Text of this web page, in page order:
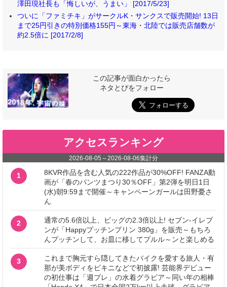
澤田現社長も「悔しいが、うまい」 [2017/5/23]
ついに「ファミチキ」がサークルK・サンクスで販売開始! 13日
まで25円引きの特別価格155円～東海・北陸では販売店舗数が
約2.5倍に [2017/2/8]
この記事が面白かったら
ネタとぴをフォロー
アクセスランキング
2026-08-05 ～2026-08-06集計分
1
8KVR作品を含む人気の222作品が30%OFF! FANZA動
画が「春のパンツまつり30％OFF」第2弾を明日1日
(水)朝9:59まで開催～キャンペーンガールは田野憂さ
ん
2
通常の5.6倍以上、ビッグの2.3倍以上! セブン‐イレブ
ンが「Happyプッチンプリン 380g」を販売～もちろ
んプッチンして、お皿に移してプルル～ンと楽しめる
3
これまで胸元すら隠してきたバイクを愛する旅人・有
那が美ボディをビキニなどで初披露! 芸能界デビュー
の初仕事は「週プレ」の水着グラビア～同い年の相棒